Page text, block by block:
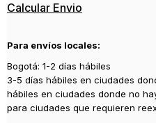
Calcular Envio
Para envíos locales:
Bogotá: 1-2 días hábiles
3-5 días hábiles en ciudades
hábiles en ciudades donde no
para ciudades que requieren